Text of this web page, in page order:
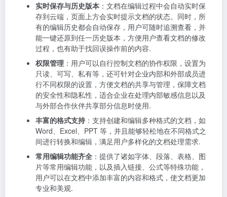
实时保存与历史版本 ：文档在编辑过程中会自动实时保
存到云端，页面上方会实时提示文档的状态。同时，所
有的编辑历史都会自动保存，用户可随时追溯查看，并
能一键还原到任一历史版本，方便用户查看文档的修改
过程，也有助于找回误操作前的内容.
权限管理 ：用户可以自行控制文档的协作权限，设置为
只读、可写、私有等，还可针对企业内部和外部成员进
行不同权限的设置，方便文档的共享与管理，保障文档
的安全性和隐私性，适合企业在处理内部敏感信息以及
与外部合作伙伴共享部分信息时使用.
丰富的格式支持 ：支持创建和编辑多种格式的文档，如
Word、Excel、PPT 等，并且能够轻松地在不同格式之
间进行转换和编辑，满足用户多样化的文档处理需求.
常用编辑功能齐全 ：提供了诸如字体、段落、表格、图
片等常用编辑功能，以及插入链接、公式等特殊功能，
用户可以在文档中添加丰富的内容和格式，使文档更加
专业和美观.